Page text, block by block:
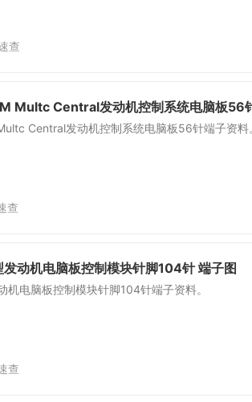
查
Multc Central发动机控制系统电脑板56
Central发动机控制系统电脑板56针端子资料
查
动机电脑板控制模块针脚104针 端子图
机电脑板控制模块针脚104针端子资料。
查